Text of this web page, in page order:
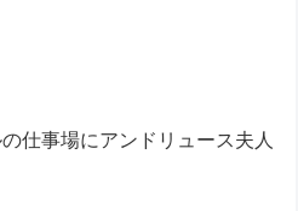
仕事場にアンドリュース夫人